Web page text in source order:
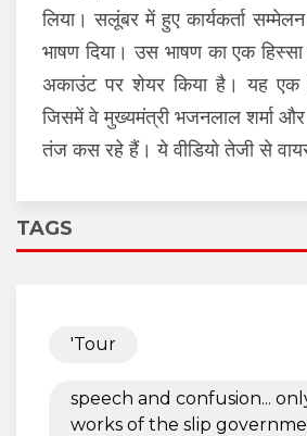
लिया। सलूंबर में हुए कार्यकर्ता
भाषण दिया। उस भाषण का एक
अकाउंट पर शेयर किया है। यह एक
जिसमें वे मुख्यमंत्री भजनलाल शर्मा और
तंज कस रहे हैं। ये वीडियो तेजी से
TAGS
'Tour
speech and confusion...
works of the slip